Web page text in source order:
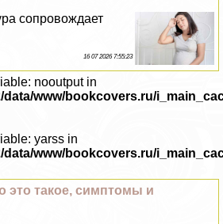
сопровождает
16 07 2026 7:55:23
nooutput in
data/www/bookcovers.ru/
yarss in
data/www/bookcovers.ru/
это такое, симптомы и